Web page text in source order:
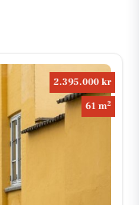
2.395.000 kr
61 m2